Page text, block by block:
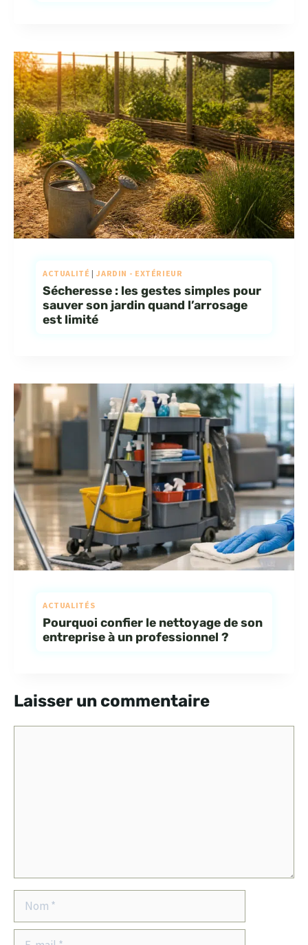
ACTUALITÉ | JARDIN - EXTÉRIEUR
Sécheresse : les gestes simples pour
sauver son jardin quand l’arrosage
est limité
ACTUALITÉS
Pourquoi confier le nettoyage de son
entreprise à un professionnel ?
Laisser un commentaire